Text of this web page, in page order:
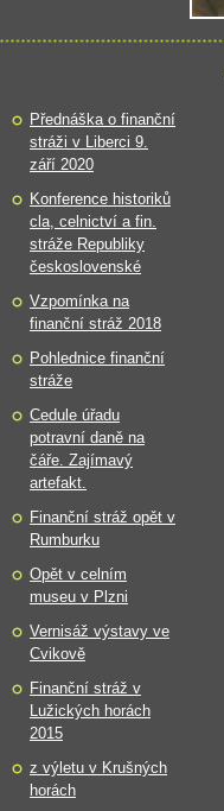
Přednáška o finanční
stráži v Liberci 9.
září 2020
Konference historiků
cla, celnictví a fin.
stráže Republiky
československé
Vzpomínka na
finanční stráž 2018
Pohlednice finanční
stráže
Cedule úřadu
potravní daně na
čáře. Zajímavý
artefakt.
Finanční stráž opět v
Rumburku
Opět v celním
museu v Plzni
Vernisáž výstavy ve
Cvikově
Finanční stráž v
Lužických horách
2015
z výletu v Krušných
horách